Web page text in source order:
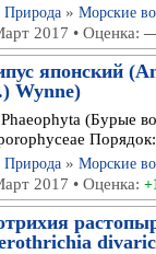
Природа » Морские
2017 • Оценка:
японский
Wynne)
(Бурые
Природа » Морские
2017 • Оценка: